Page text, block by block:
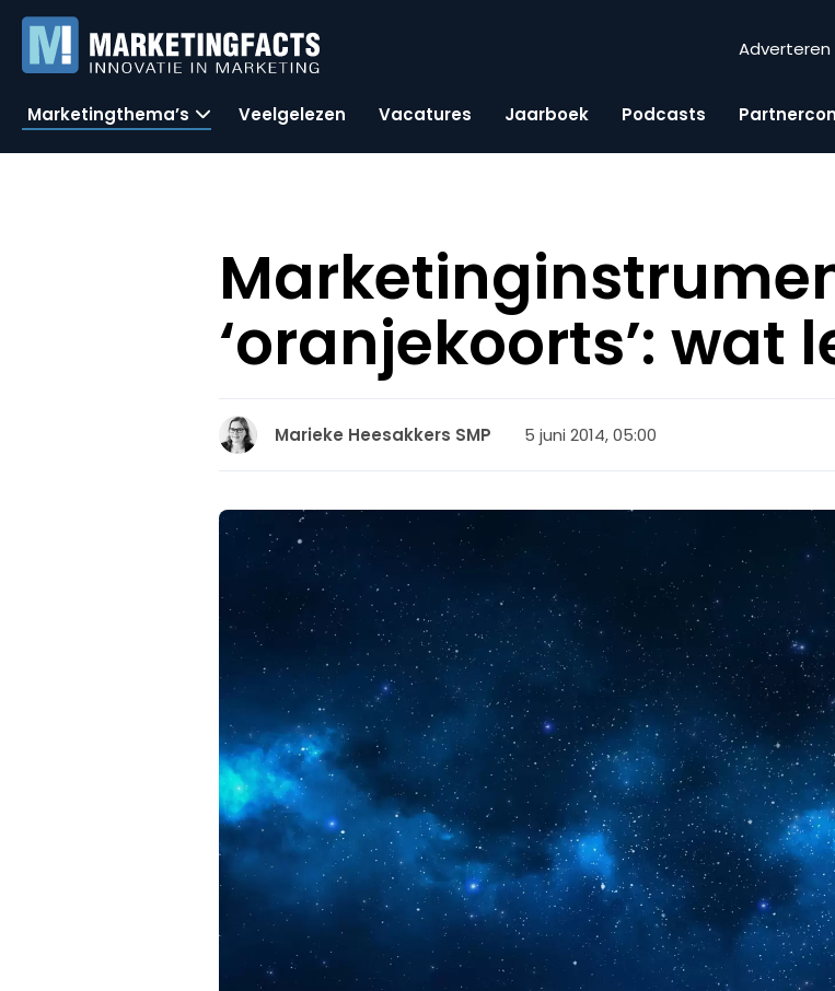
Adverteren
Marketingthema’s Veelgelezen Vacatures Jaarboek Podcasts
‘oranjekoorts’: wat
Marieke Heesakkers SMP 5 juni 2014, 05:00